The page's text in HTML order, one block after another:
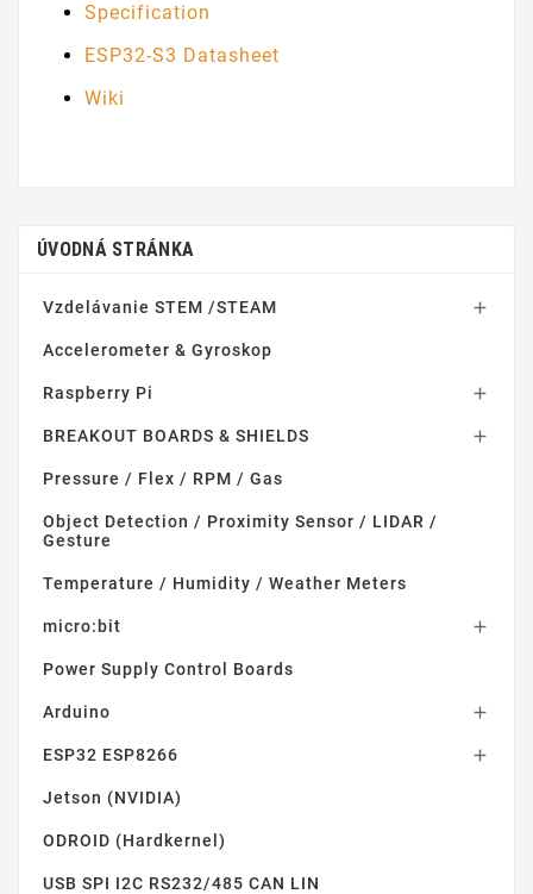
Specification
ESP32-S3 Datasheet
Wiki
ÚVODNÁ STRÁNKA
Vzdelávanie STEM /STEAM 
Accelerometer & Gyroskop
Raspberry Pi 
BREAKOUT BOARDS & SHIELDS 
Pressure / Flex / RPM / Gas
Object Detection / Proximity Sensor / LIDAR /
Gesture
Temperature / Humidity / Weather Meters
micro:bit 
Power Supply Control Boards
Arduino 
ESP32 ESP8266 
Jetson (NVIDIA)
ODROID (Hardkernel)
USB SPI I2C RS232/485 CAN LIN